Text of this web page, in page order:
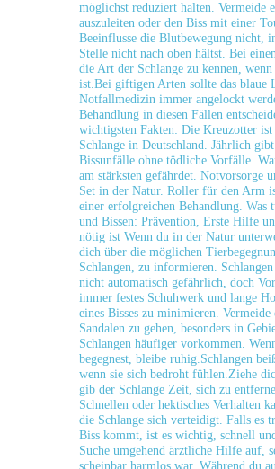
möglichst reduziert halten. Vermeide
auszuleiten oder den Biss mit einer
Beeinflusse die Blutbewegung nicht,
Stelle nicht nach oben hältst. Bei​
die ‌Art der​ Schlange zu kennen,⁣
ist.Bei giftigen Arten sollte das blaue
Notfallmedizin immer angelockt
Behandlung⁤ in diesen Fällen
wichtigsten Fakten: Die Kreuzotter
Schlange in Deutschland. Jährlich
Bissunfälle ohne tödliche Vorfälle.
am stärksten gefährdet. Notvorsorge‍
Set in der Natur. Roller für den Arm
einer ​erfolgreichen Behandlung. Was
und Bissen: Prävention, Erste Hilfe
nötig ist Wenn du in der‌ Natur
dich über‍ die‍ möglichen
Schlangen, zu⁢ informieren.
nicht⁣ automatisch ​gefährlich, doch
immer festes Schuhwerk und ‌lange
eines ‍Bisses zu minimieren.
Sandalen zu gehen, besonders‍ in
Schlangen⁢ häufiger vorkommen.
begegnest,‍ bleibe ruhig.Schlangen
wenn sie ⁢sich bedroht fühlen.Ziehe
gib der Schlange Zeit, sich ‍zu
Schnellen oder⁣ hektisches Verhalten
die Schlange sich verteidigt. Falls‌ es
Biss kommt, ist es wichtig, schnell
Suche umgehend ärztliche Hilfe auf,
scheinbar harmlos ‌war. Während du